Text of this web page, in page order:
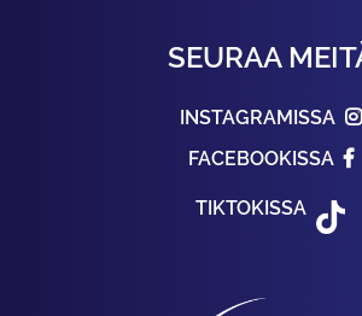
SEURAA
INSTAGRAMISSA
FACEBOOKISSA
TIKTOKISSA